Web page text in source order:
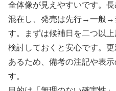
全体像が見えやすいです。
混在し、発売は先行→一般→
す。まずは候補日を二つ以
検討しておくと安心です。
あるため、備考の注記や表
す。